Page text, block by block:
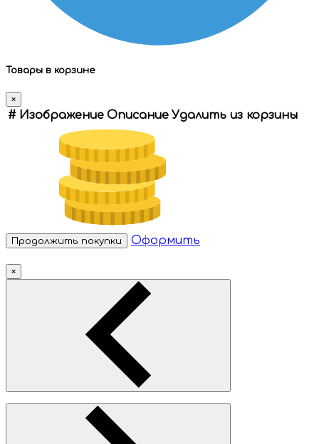
Товары в корзине
×
# Изображение Описание Удалить из корзины
Продолжить покупки Оформить
×